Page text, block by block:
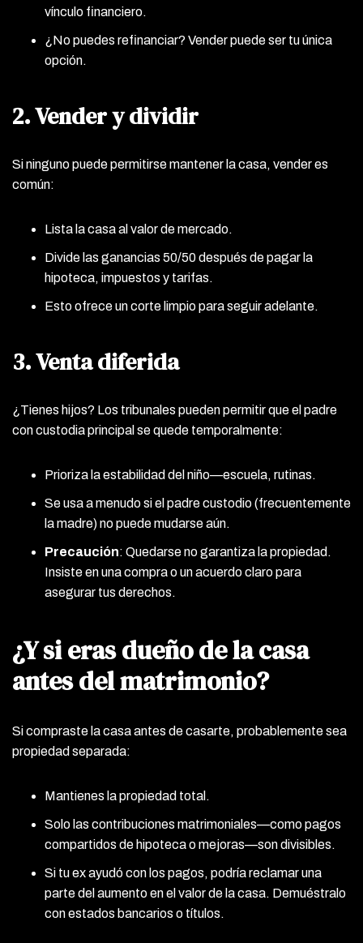
vínculo financiero.
¿No puedes refinanciar? Vender puede ser tu única
opción.
2. Vender y dividir
Si ninguno puede permitirse mantener la casa, vender es
común:
Lista la casa al valor de mercado.
Divide las ganancias 50/50 después de pagar la
hipoteca, impuestos y tarifas.
Esto ofrece un corte limpio para seguir adelante.
3. Venta diferida
¿Tienes hijos? Los tribunales pueden permitir que el padre
con custodia principal se quede temporalmente:
Prioriza la estabilidad del niño—escuela, rutinas.
Se usa a menudo si el padre custodio (frecuentemente
la madre) no puede mudarse aún.
Precaución: Quedarse no garantiza la propiedad.
Insiste en una compra o un acuerdo claro para
asegurar tus derechos.
¿Y si eras dueño de la casa
antes del matrimonio?
Si compraste la casa antes de casarte, probablemente sea
propiedad separada:
Mantienes la propiedad total.
Solo las contribuciones matrimoniales—como pagos
compartidos de hipoteca o mejoras—son divisibles.
Si tu ex ayudó con los pagos, podría reclamar una
parte del aumento en el valor de la casa. Demuéstralo
con estados bancarios o títulos.